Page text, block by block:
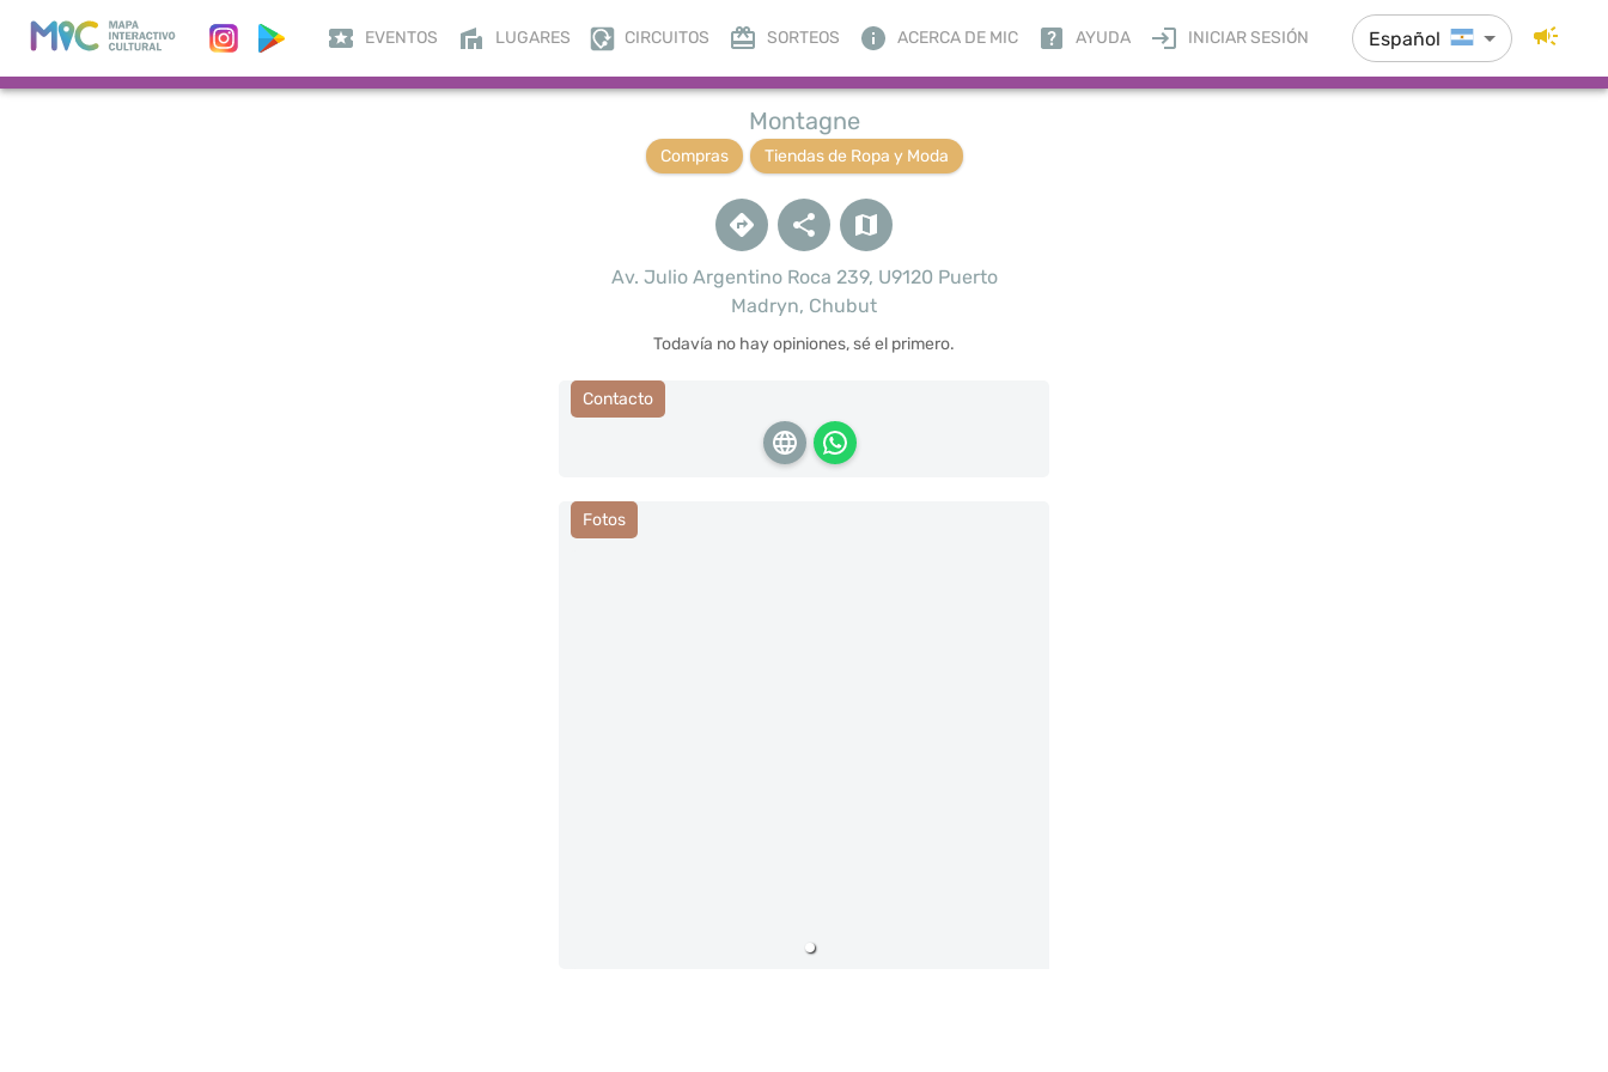
EVENTOS LUGARES CIRCUITOS SORTEOS ACERCA DE MIC AYUDA INICIAR SESIÓN Español
Montagne
Compras Tiendas de Ropa y Moda
Av. Julio Argentino Roca 239, U9120 Puerto
Madryn, Chubut
Todavía no hay opiniones, sé el primero.
Contacto
Fotos